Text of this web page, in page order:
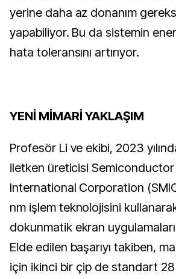
yerine daha az donanım
yapabiliyor. Bu da sistemin
hata toleransını artırıyor.
YENİ MİMARİ YAKLAŞIM
Profesör Li ve ekibi, 2023
iletken üreticisi
International Corporation
nm işlem teknolojisini
dokunmatik ekran
Elde edilen başarıyı takiben,
için ikinci bir çip de standart 28